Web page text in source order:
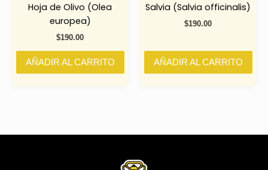
Hoja de Olivo (Olea
europea)
$190.00
AÑADIR AL CARRITO
Salvia (Salvia officinalis)
$190.00
AÑADIR AL CARRITO